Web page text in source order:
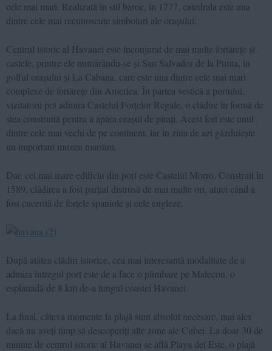
cele mai mari. Realizată în stil baroc, în 1777, catedrala este una
dintre cele mai recunoscute simboluri ale orașului.
Centrul istoric al Havanei este înconjurat de mai multe fortărețe și
castele, printre ele numărându-se și San Salvador de la Punta, în
golful orașului și La Cabana, care este una dintre cele mai mari
complexe de fortărețe din America. În partea vestică a portului,
vizitatorii pot admira Castelul Forțelor Regale, o clădire în formă de
stea construită pentru a apăra orașul de pirați. Acest fort este unul
dintre cele mai vechi de pe continent, iar în ziua de azi găzduiește
un important muzeu maritim.
Dar, cel mai mare edificiu din port este Castelul Morro. Construit în
1589, clădirea a fost parțial distrusă de mai multe ori, atuci când a
fost cucerită de forțele spaniole și cele engleze.
După atâtea clădiri istorice, cea mai interesantă modalitate de a
admira întregul port este de a face o plimbare pe Malecon, o
esplanadă de 8 km de-a lungul coastei Havanei.
La final, câteva momente la plajă sunt absolut necesare, mai ales
dacă nu aveți timp să descoperiți alte zone ale Cubei. La doar 30 de
minute de centrul istoric al Havanei se află Playa del Este, o plajă